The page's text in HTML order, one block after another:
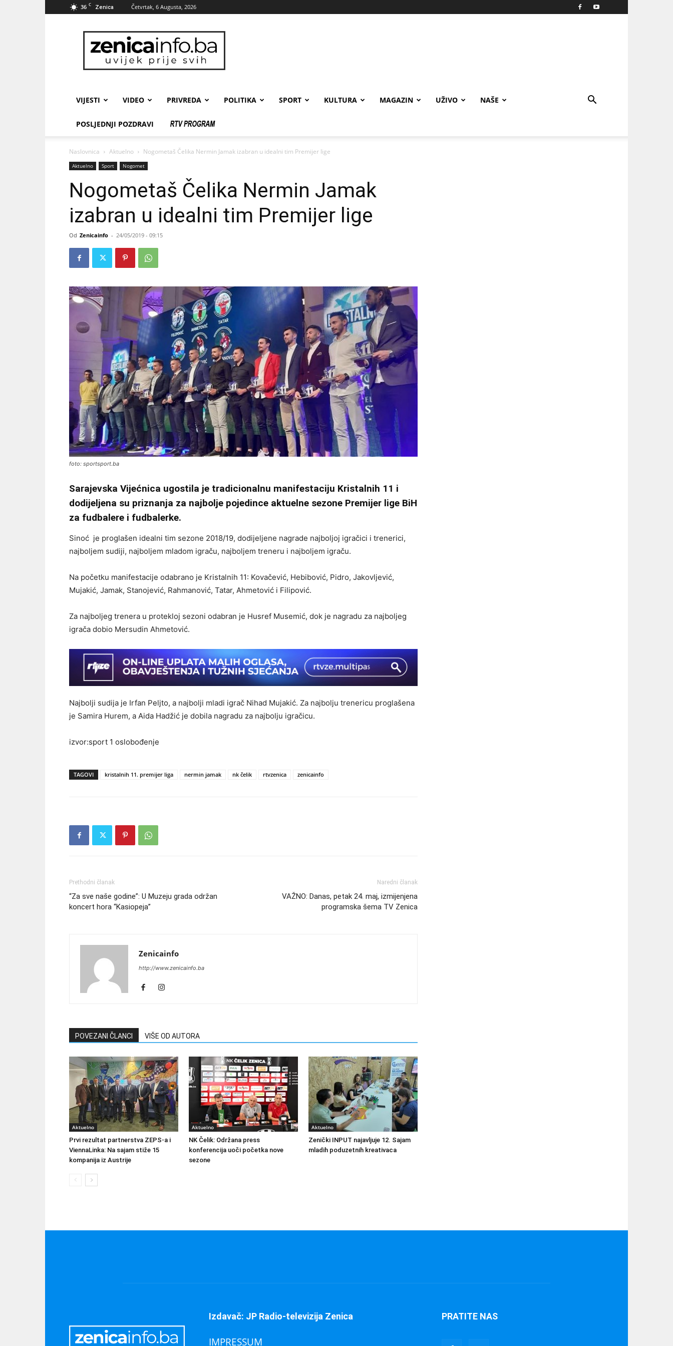
36 C Zenica Četvrtak, 6 Augusta, 2026
zenicainfo.ba
VIJESTI VIDEO PRIVREDA POLITIKA SPORT KULTURA MAGAZIN UŽIVO NAŠE
POSLJEDNJI POZDRAVI
Naslovnica Aktuelno Nogometaš Čelika Nermin Jamak izabran u idealni tim Premijer lige
Aktuelno Sport Nogomet
Nogometaš Čelika Nermin Jamak
izabran u idealni tim Premijer lige
Od Zenicainfo - 24/05/2019 - 09:15
foto: sportsport.ba
Sarajevska Vijećnica ugostila je tradicionalnu manifestaciju Kristalnih 11 i
dodijeljena su priznanja za najbolje pojedince aktuelne sezone Premijer lige BiH
za fudbalere i fudbalerke.
Sinoć je proglašen idealni tim sezone 2018/19, dodijeljene nagrade najboljoj igračici i trenerici,
najboljem sudiji, najboljem mladom igraču, najboljem treneru i najboljem igraču.
Na početku manifestacije odabrano je Kristalnih 11: Kovačević, Hebibović, Pidro, Jakovljević,
Mujakić, Jamak, Stanojević, Rahmanović, Tatar, Ahmetović i Filipović.
Za najboljeg trenera u protekloj sezoni odabran je Husref Musemić, dok je nagradu za najboljeg
igrača dobio Mersudin Ahmetović.
Najbolji sudija je Irfan Peljto, a najbolji mladi igrač Nihad Mujakić. Za najbolju trenericu proglašena
je Samira Hurem, a Aida Hadžić je dobila nagradu za najbolju igračicu.
izvor:sport 1 oslobođenje
TAGOVI kristalnih 11. premijer liga nermin jamak nk čelik rtvzenica zenicainfo
Prethodni članak
“Za sve naše godine”: U Muzeju grada održan
koncert hora “Kasiopeja”
Naredni članak
VAŽNO: Danas, petak 24. maj, izmijenjena
programska šema TV Zenica
Zenicainfo
http://www.zenicainfo.ba
POVEZANI ČLANCI VIŠE OD AUTORA
Aktuelno
Prvi rezultat partnerstva ZEPS-a i
ViennaLinka: Na sajam stiže 15
kompanija iz Austrije
Aktuelno
NK Čelik: Održana press
konferencija uoči početka nove
sezone
Aktuelno
Zenički INPUT najavljuje 12. Sajam
mladih poduzetnih kreativaca
Izdavač: JP Radio-televizija Zenica
IMPRESSUM
PRATITE NAS